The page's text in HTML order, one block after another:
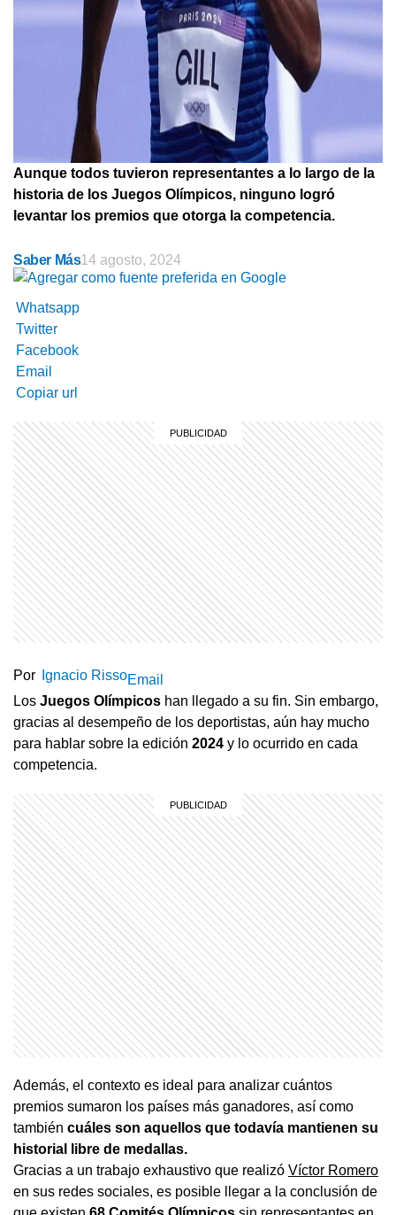
Aunque todos tuvieron representantes a lo largo de la
historia de los Juegos Olímpicos, ninguno logró
levantar los premios que otorga la competencia.
Saber Más14 agosto, 2024
Whatsapp
Twitter
Facebook
Email
Copiar url
Por Ignacio RissoEmail
Los Juegos Olímpicos han llegado a su fin. Sin embargo,
gracias al desempeño de los deportistas, aún hay mucho
para hablar sobre la edición 2024 y lo ocurrido en cada
competencia.
Además, el contexto es ideal para analizar cuántos
premios sumaron los países más ganadores, así como
también cuáles son aquellos que todavía mantienen su
historial libre de medallas.
Gracias a un trabajo exhaustivo que realizó Víctor Romero
en sus redes sociales, es posible llegar a la conclusión de